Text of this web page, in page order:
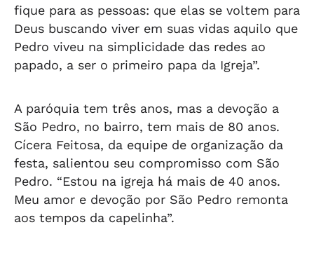
fique para as pessoas: que elas se voltem para
Deus buscando viver em suas vidas aquilo que
Pedro viveu na simplicidade das redes ao
papado, a ser o primeiro papa da Igreja”.
A paróquia tem três anos, mas a devoção a
São Pedro, no bairro, tem mais de 80 anos.
Cícera Feitosa, da equipe de organização da
festa, salientou seu compromisso com São
Pedro. “Estou na igreja há mais de 40 anos.
Meu amor e devoção por São Pedro remonta
aos tempos da capelinha”.